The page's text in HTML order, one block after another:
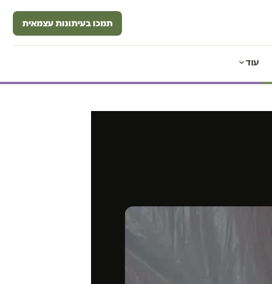
תמכו בעיתונות עצמאית
עוד